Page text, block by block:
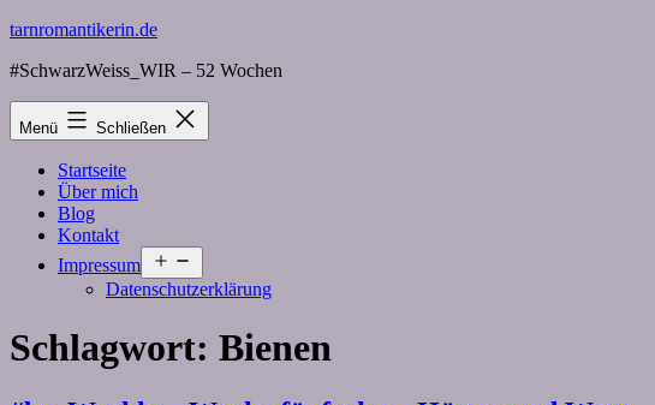
Zum
springen
tarnromantikerin.de
#SchwarzWeiss_WIR – 52 Wochen
Menü Schließen
Startseite
Über mich
Blog
Kontakt
Impressum
öffnen
Datenschutzerklärung
Schlagwort: Bienen